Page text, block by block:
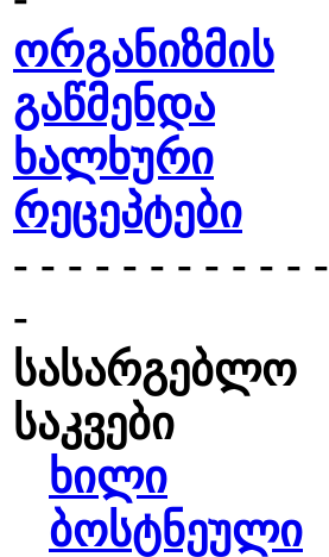
ორგანიზმის
გაწმენდა
ხალხური
რეცეპტები
- - - - - - - - - - - -
-
სასარგებლო
საკვები
ხილი
ბოსტნეული